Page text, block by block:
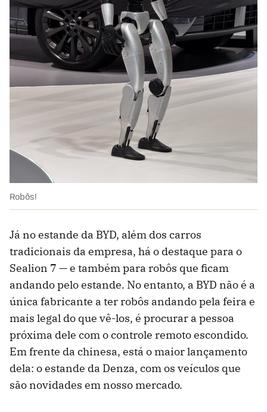
Robôs!
Já no estande da BYD, além dos carros
tradicionais da empresa, há o destaque para o
Sealion 7 — e também para robôs que ficam
andando pelo estande. No entanto, a BYD não é a
única fabricante a ter robôs andando pela feira e
mais legal do que vê-los, é procurar a pessoa
próxima dele com o controle remoto escondido.
Em frente da chinesa, está o maior lançamento
dela: o estande da Denza, com os veículos que
são novidades em nosso mercado.